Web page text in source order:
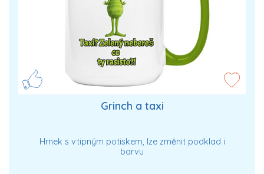
Grinch a taxi
Hrnek s vtipným potiskem, lze změnit podklad i
barvu